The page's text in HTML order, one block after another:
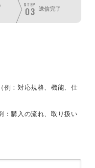
STEP
03 送信完了
（例：対応規格、機能、仕
：購入の流れ、取り扱い